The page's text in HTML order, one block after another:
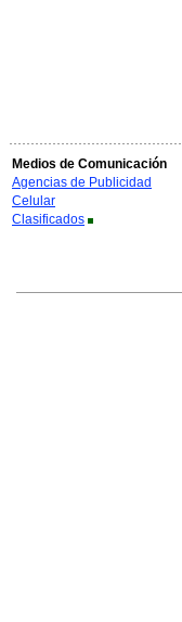
Medios de Comunicación
Agencias de Publicidad
Celular
Clasificados